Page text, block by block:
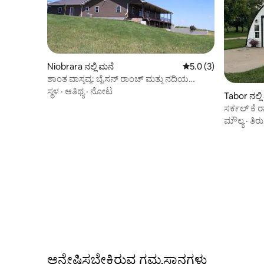
Niobrara ನಲ್ಲಿ ಮನೆ 5 ರಲ್ಲಿ 5.0 ಸರಾಸರಿ
5.0 (3)
ಶಾಂತ ವಾಸ್ತವ್ಯ: ಬೈಸನ್ ರಾಂಚ್ ಮತ್ತು ನದಿಯ
ವೀಕ್ಷಣೆಗಳು
ಸ್ಥಳ · ಆತಿಥ್ಯ· ನೋಟ Tabor
ಸರ್ಕಲ್ ಕೆ
ಮೌಲ್ಯ·
ಅನ್ವೇಷಿಸಬೇಕಿರುವ ಗಮ್ಯಸ್ಥಾನಗಳು